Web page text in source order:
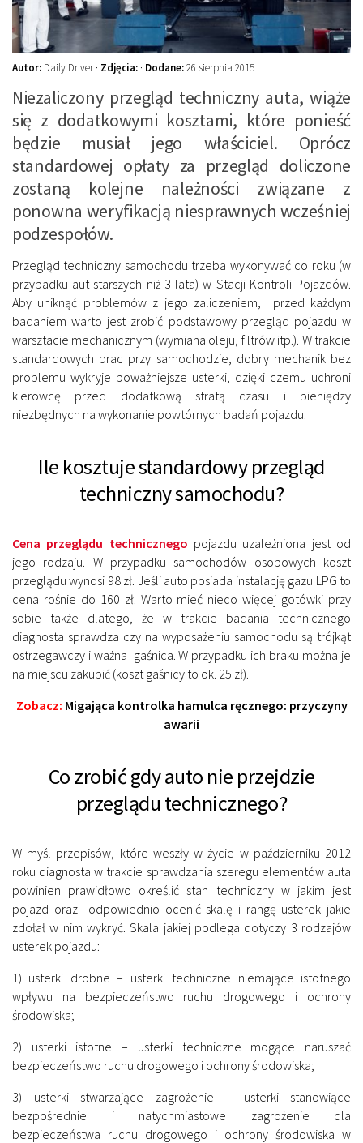
Autor: Daily Driver · Zdjęcia: · Dodane:26 sierpnia 2015
Niezaliczony przegląd techniczny auta, wiąże
się z dodatkowymi kosztami, które ponieść
będzie musiał jego właściciel. Oprócz
standardowej opłaty za przegląd doliczone
zostaną kolejne należności związane z
ponowna weryfikacją niesprawnych wcześniej
podzespołów.
Przegląd techniczny samochodu trzeba wykonywać co roku (w
przypadku aut starszych niż 3 lata) w Stacji Kontroli Pojazdów.
Aby uniknąć problemów z jego zaliczeniem, przed każdym
badaniem warto jest zrobić podstawowy przegląd pojazdu w
warsztacie mechanicznym (wymiana oleju, filtrów itp.). W trakcie
standardowych prac przy samochodzie, dobry mechanik bez
problemu wykryje poważniejsze usterki, dzięki czemu uchroni
kierowcę przed dodatkową stratą czasu i pieniędzy
niezbędnych na wykonanie powtórnych badań pojazdu.
Ile kosztuje standardowy przegląd
techniczny samochodu?
Cena przeglądu technicznego pojazdu uzależniona jest od
jego rodzaju. W przypadku samochodów osobowych koszt
przeglądu wynosi 98 zł. Jeśli auto posiada instalację gazu LPG to
cena rośnie do 160 zł. Warto mieć nieco więcej gotówki przy
sobie także dlatego, że w trakcie badania technicznego
diagnosta sprawdza czy na wyposażeniu samochodu są trójkąt
ostrzegawczy i ważna gaśnica. W przypadku ich braku można je
na miejscu zakupić (koszt gaśnicy to ok. 25 zł).
Zobacz: Migająca kontrolka hamulca ręcznego: przyczyny
awarii
Co zrobić gdy auto nie przejdzie
przeglądu technicznego?
W myśl przepisów, które weszły w życie w październiku 2012
roku diagnosta w trakcie sprawdzania szeregu elementów auta
powinien prawidłowo określić stan techniczny w jakim jest
pojazd oraz odpowiednio ocenić skalę i rangę usterek jakie
zdołał w nim wykryć. Skala jakiej podlega dotyczy 3 rodzajów
usterek pojazdu:
1) usterki drobne – usterki techniczne niemające istotnego
wpływu na bezpieczeństwo ruchu drogowego i ochrony
środowiska;
2) usterki istotne – usterki techniczne mogące naruszać
bezpieczeństwo ruchu drogowego i ochrony środowiska;
3) usterki stwarzające zagrożenie – usterki stanowiące
bezpośrednie i natychmiastowe zagrożenie dla
bezpieczeństwa ruchu drogowego i ochrony środowiska w